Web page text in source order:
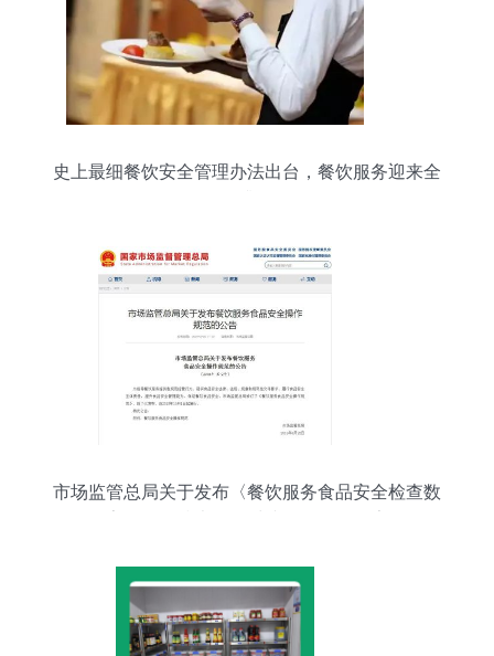
史上最细餐饮安全管理办法出台，餐饮服务迎来全
市场监管总局关于发布〈餐饮服务食品安全检查数